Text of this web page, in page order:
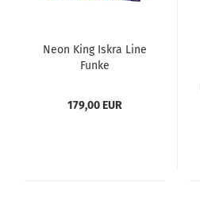
Neon King Iskra Line
Funke
179,00 EUR